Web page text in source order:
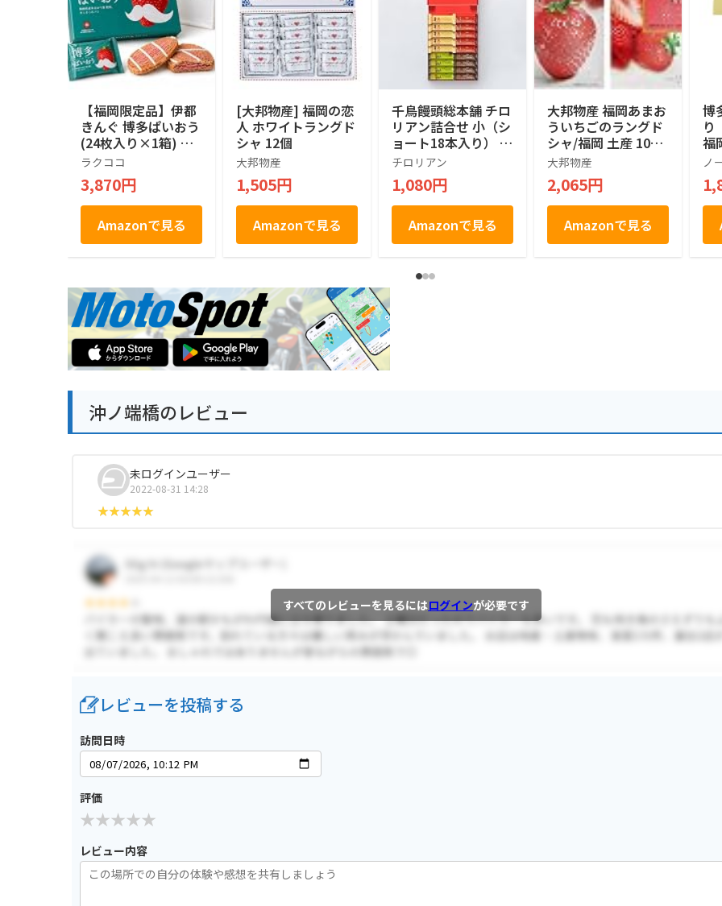
【福岡限定品】伊都
きんぐ 博多ぱいおう
(24枚入り×1箱) 福
岡県産あまおう苺使
用 パイ菓子 専用お
みやげ袋付き 福岡土
産 お土産 お取り寄
せ ギフト 贈答用 お
菓子 帰省土産 プレ
ゼント ご挨拶 ラク
ラクココ
3,870円
Amazonで見る
[大邦物産] 福岡の恋
人 ホワイトラングド
シャ 12個
大邦物産
1,505円
Amazonで見る
千鳥饅頭総本舗 チロ
リアン詰合せ 小（シ
ョート18本入り） お
菓子 個包装 小分け
常温 クッキー ギフ
ト ばらまき お祝い
お礼 職場 お土産 手
土産 差し入れ 退職
焼き菓子 お取り寄せ
福岡 有名 千鳥屋
チロリアン
1,080円
Amazonで見る
大邦物産 福岡あまお
ういちごのラングド
シャ/福岡 土産 10個
×2箱
大邦物産
2,065円
Amazonで見る
博
り
福
菓
ノ
沖ノ端橋のレビュー
未ログインユーザー
2022-08-31 14:28
すべてのレビューを見るにはログインが必要です
レビューを投稿する
訪問日時
評価
レビュー内容